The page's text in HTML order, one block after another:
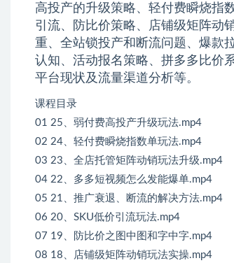
高投产的升级策略、轻付费瞬烧指
引流、防比价策略、店铺级矩阵动
重、全站锁投产和断流问题、爆款
认知、活动报名策略、拼多多比价
平台现状及流量渠道分析等。
课程目录
01 25、弱付费高投产升级玩法.mp4
02 24、轻付费瞬烧指数单玩法.mp4
03 23、全店托管矩阵动销玩法升级.mp4
04 22、多多短视频怎么发能爆单.mp4
05 21、推广衰退、断流的解决方法.mp4
06 20、SKU低价引流玩法.mp4
07 19、防比价之图中图和字中字.mp4
08 18、店铺级矩阵动销玩法实操.mp4